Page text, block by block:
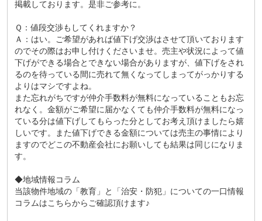
掲載しております。是非ご参考に。
Ｑ：値段交渉もしてくれますか？
Ａ：はい。ご希望があれば値下げ交渉はさせて頂いております
のでその際はお申し付けくださいませ。売主や状況によって値
下げができる場合とできない場合がありますが、値下げをされ
るのを待っている間に売れて無くなってしまってがっかりする
よりはマシですよね。
また忘れがちですが仲介手数料が無料になっていることもお忘
れなく。金額がご希望に届かなくても仲介手数料が無料になっ
ている分は値下げしてもらった分としてお考え頂けましたら嬉
しいです。また値下げできる金額については売主の事情により
ますのでどこの不動産会社にお願いしても結果は同じになりま
す。
◆地域情報コラム
当該物件地域の「教育」と「治安・防犯」についての一口情報
コラムはこちらからご確認頂けます♪